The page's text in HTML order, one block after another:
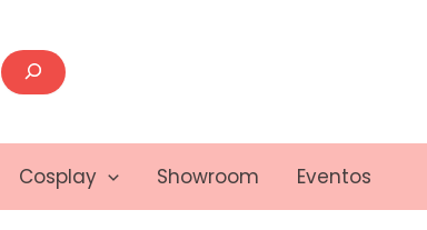
Cosplay Showroom Eventos